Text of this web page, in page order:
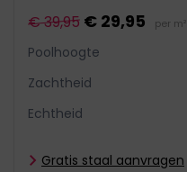
€ 39,95 € 29,95 per m²
Poolhoogte
Zachtheid
Echtheid
Gratis staal aanvragen